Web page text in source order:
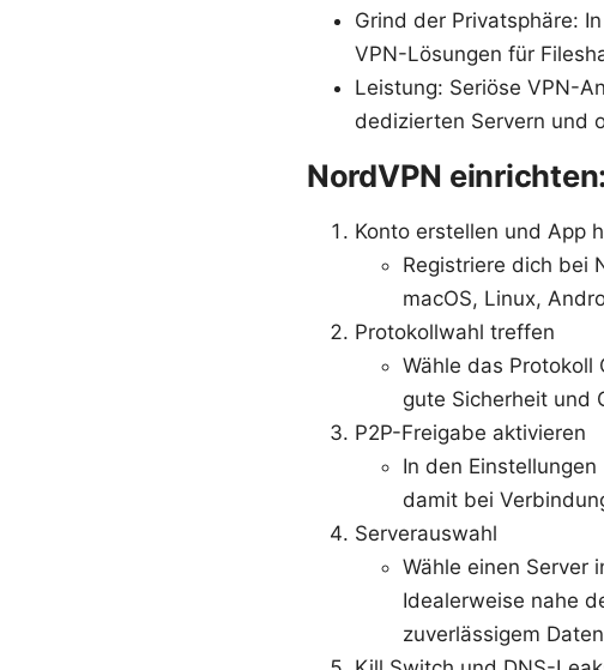
Grind der Privatsphäre:
VPN-Lösungen für
Leistung: Seriöse VPN-
dedizierten Servern und
NordVPN
Konto erstellen und App
Registriere dich bei
macOS, Linux,
Protokollwahl treffen
Wähle das Protokoll
gute Sicherheit und
P2P-Freigabe aktivieren
In den
damit bei
Serverauswahl
Wähle einen Server
Idealerweise nahe
zuverlässigem